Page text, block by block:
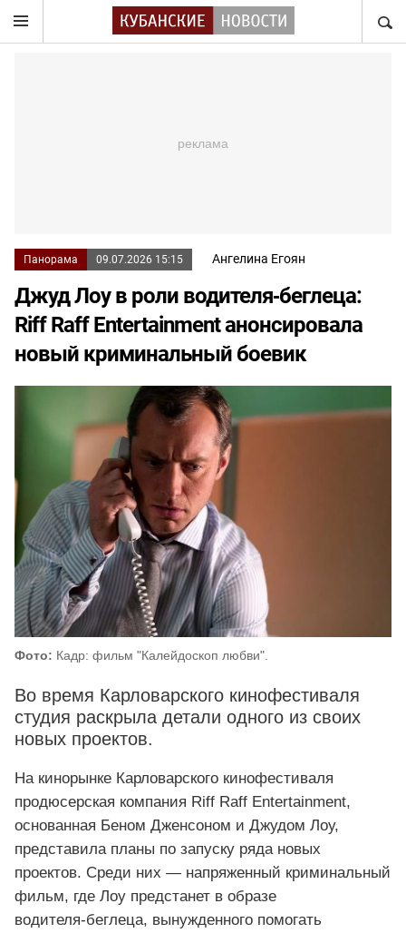
Панорама 09.07.2026 15:15 Ангелина Егоян
Джуд Лоу в роли водителя‑беглеца:
Riff Raff Entertainment анонсировала
новый криминальный боевик
Фото: Кадр: фильм "Калейдоскоп любви".
Во время Карловарского кинофестиваля
студия раскрыла детали одного из своих
новых проектов.
На кинорынке Карловарского кинофестиваля
продюсерская компания Riff Raff Entertainment,
основанная Беном Дженсоном и Джудом Лоу,
представила планы по запуску ряда новых
проектов. Среди них — напряженный криминальный
фильм, где Лоу предстанет в образе
водителя‑беглеца, вынужденного помогать